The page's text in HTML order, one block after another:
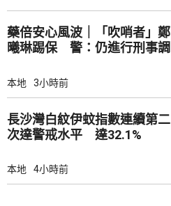
藥倍安心風波｜「吹哨者」鄭
曦琳踢保 警：仍進行刑事調
本地 3小時前
長沙灣白紋伊蚊指數連續第二
次達警戒水平 達32.1%
本地 4小時前